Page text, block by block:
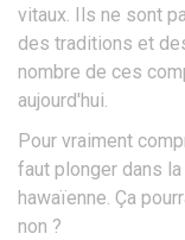
vitaux. Ils ne sont
des traditions et
nombre de ces
aujourd'hui.
Pour vraiment
faut plonger dans
hawaïenne. Ça
non ?